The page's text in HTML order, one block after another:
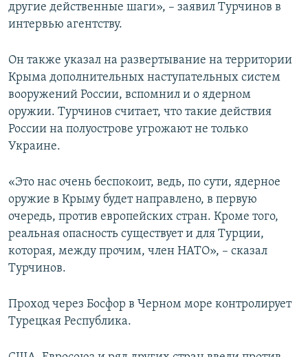
другие действенные шаги», – заявил Турчинов в
интервью агентству.
Он также указал на развертывание на территории
Крыма дополнительных наступательных систем
вооружений России, вспомнил и о ядерном
оружии. Турчинов считает, что такие действия
России на полуострове угрожают не только
Украине.
«Это нас очень беспокоит, ведь, по сути, ядерное
оружие в Крыму будет направлено, в первую
очередь, против европейских стран. Кроме того,
реальная опасность существует и для Турции,
которая, между прочим, член НАТО», – сказал
Турчинов.
Проход через Босфор в Черном море контролирует
Турецкая Республика.